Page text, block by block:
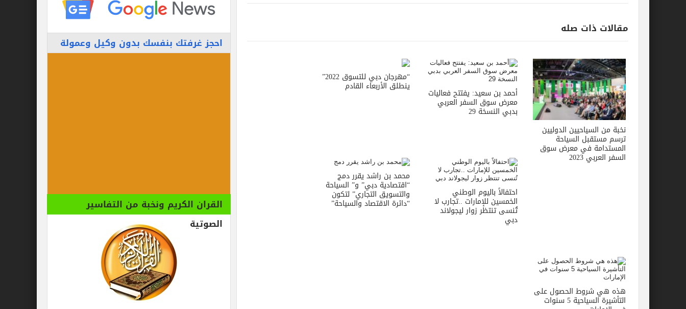
مقالات ذات صله
نخبة من السياحيين الدوليين
ترسم مستقبل السياحة
المستدامة في معرض سوق
السفر العربي 2023
أحمد بن سعيد: يفتتح فعاليات
معرض سوق السفر العربي
بدبي النسخة 29
“مهرجان دبي للتسوق 2022”
ينطلق الأربعاء القادم
احتفالاً باليوم الوطني
الخمسين للإمارات ..تجارب لا
تُنسى تنتظر زوار ليجولاند
دبي
محمد بن راشد يقرر دمج
“اقتصادية دبي” و” السياحة
والتسويق التجاري” لتكون
“دائرة الاقتصاد والسياحة”
هذه هي شروط الحصول على
التأشيرة السياحية 5 سنوات
احجز غرفتك بنفسك بدون وكيل وعمولة
القران الكريم ونخبة من التفاسير
الصوتية